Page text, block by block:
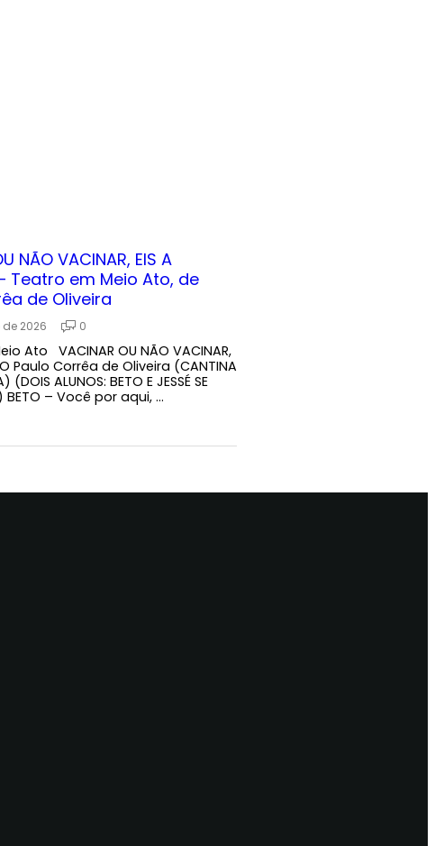
NÃO VACINAR, EIS A
– Teatro em Meio Ato, de
de Oliveira
2026 0
Ato VACINAR OU NÃO VACINAR,
Paulo Corrêa de Oliveira (CANTINA
(DOIS ALUNOS: BETO E JESSÉ SE
BETO – Você por aqui, ...